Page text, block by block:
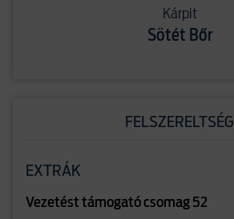
Kárpit
Sötét Bőr
FELSZERELTSÉG
EXTRÁK
Vezetést támogató csomag 52